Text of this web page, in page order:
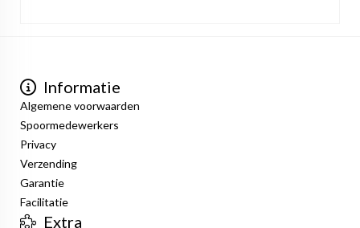
Informatie
Algemene voorwaarden
Spoormedewerkers
Privacy
Verzending
Garantie
Facilitatie
Extra